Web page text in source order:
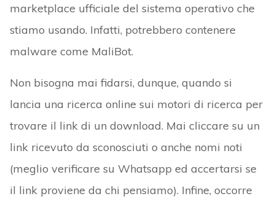
marketplace ufficiale del sistema operativo che
stiamo usando. Infatti, potrebbero contenere
malware come MaliBot.
Non bisogna mai fidarsi, dunque, quando si
lancia una ricerca online sui motori di ricerca per
trovare il link di un download. Mai cliccare su un
link ricevuto da sconosciuti o anche nomi noti
(meglio verificare su Whatsapp ed accertarsi se
il link proviene da chi pensiamo). Infine, occorre